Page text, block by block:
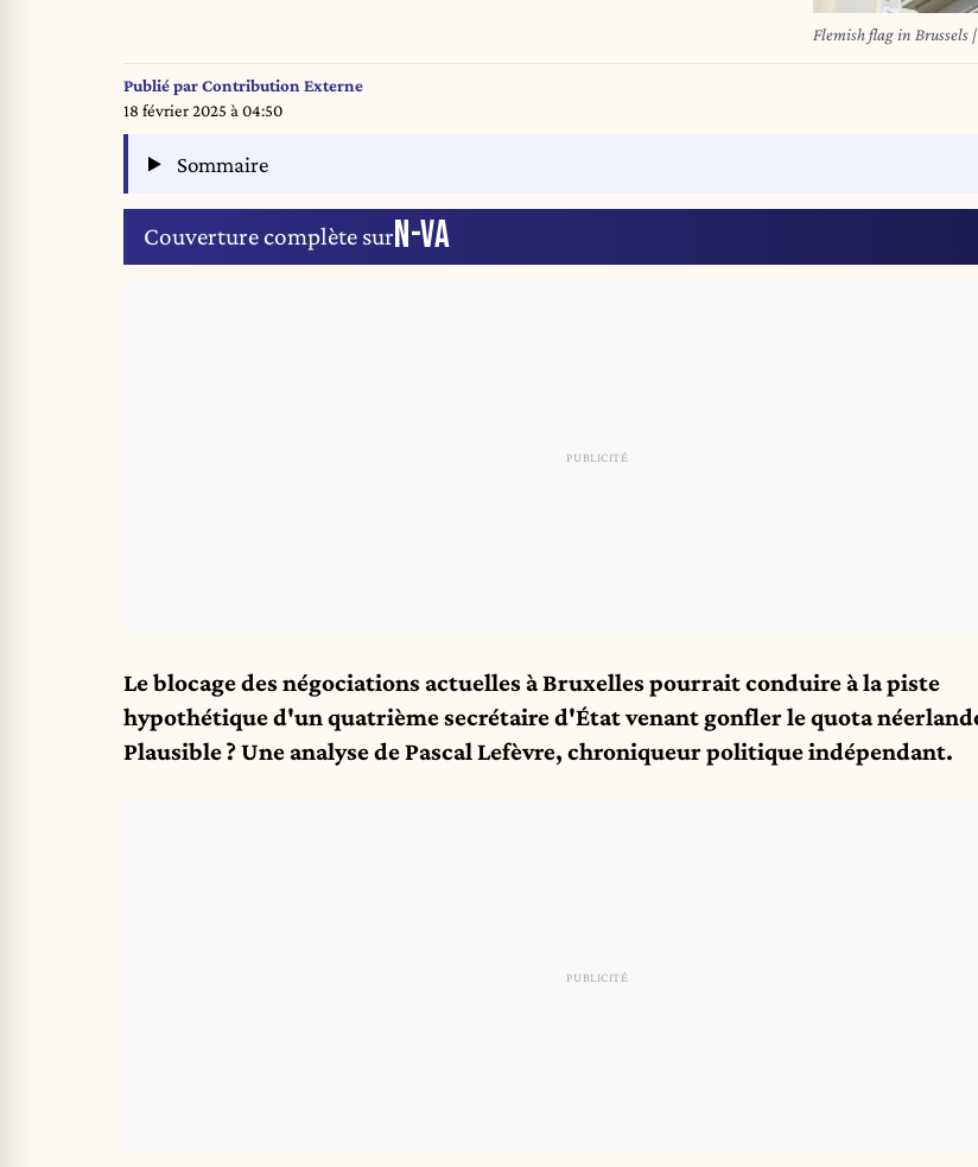
Flemish flag in
Publié parContribution Externe
18 février 2025 à 04:50
Sommaire
Couverture complète surN-VA
Le blocage des négociations actuelles à Bruxelles pourrait conduire à la piste
hypothétique d'un quatrième secrétaire d'État venant gonfler le quota
Plausible ? Une analyse de Pascal Lefèvre, chroniqueur politique indépendant.